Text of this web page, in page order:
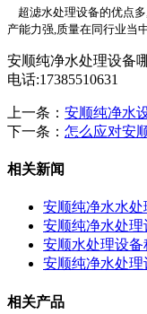
超滤水处理设备的优点多
产能力强,质量在同行业当
安顺纯净水处理设备
电话:17385510631
上一条： 安顺纯净水
下一条： 怎么应对安
相关新闻
安顺纯净水水
安顺纯净水处理
安顺水处理设
安顺纯净水处
相关产品